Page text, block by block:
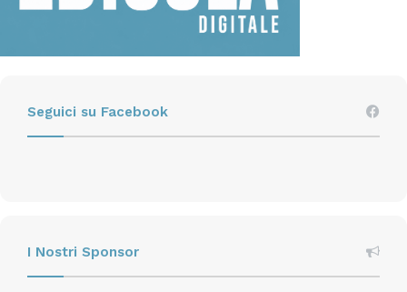
Seguici su Facebook
I Nostri Sponsor